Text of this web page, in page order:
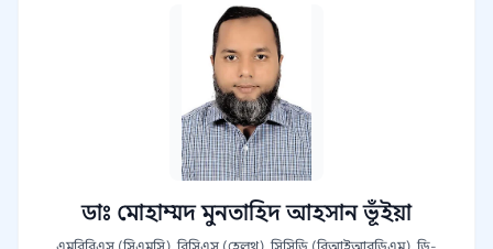
ডাঃ মোহাম্মদ মুনতাহিদ আহসান ভূঁইয়া